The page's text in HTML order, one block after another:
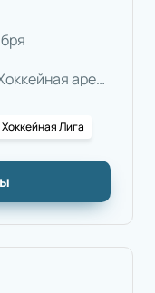
Санкт-Петербург, СКА Арена, Хоккейная арена
Лига